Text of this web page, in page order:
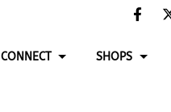
CONNECT SHOPS